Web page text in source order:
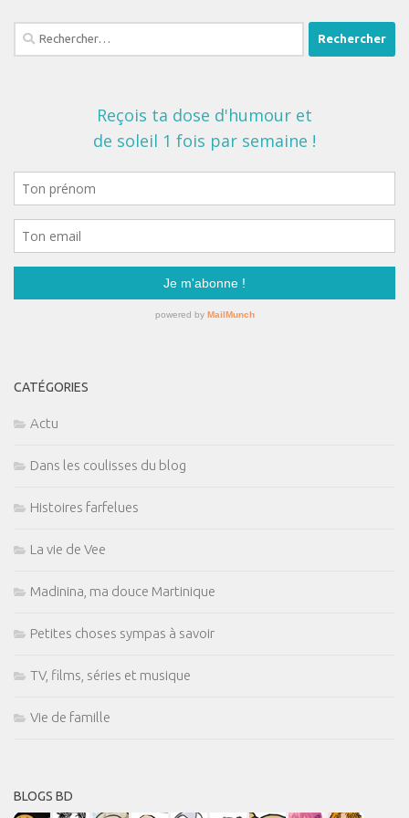
Rechercher :
CATÉGORIES
Actu
Dans les coulisses du blog
Histoires farfelues
La vie de Vee
Madinina, ma douce Martinique
Petites choses sympas à savoir
TV, films, séries et musique
Vie de famille
BLOGS BD